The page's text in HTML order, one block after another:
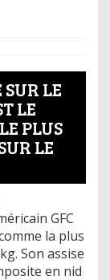
LE
LE
PLUS
LE
GFC
la plus
Son assise
en nid